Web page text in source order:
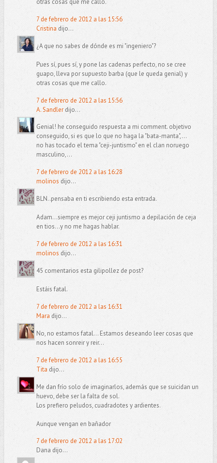
7 de febrero de 2012 a las 15:56
Cristina dijo...
¿A que no sabes de dónde es mi "ingeniero"?
Pues sí, pues sí, y pone las cadenas perfecto, no se cree
guapo, lleva por supuesto barba (que le queda genial) y
otras cosas que me callo.
7 de febrero de 2012 a las 15:56
A. Sandlerdijo...
Genial! he conseguido respuesta a mi comment. objetivo
conseguido, si es que lo que no haga la "bata-manta",...
no has tocado el tema "ceji-juntismo" en el clan noruego
masculino,...
7 de febrero de 2012 a las 16:28
molinos dijo...
BLN..pensaba en ti escribiendo esta entrada.
Adam...siempre es mejor ceji juntismo a depilación de ceja
en tios...y no me hagas hablar.
7 de febrero de 2012 a las 16:31
molinos dijo...
45 comentarios esta gilipollez de post?
Estáis fatal.
7 de febrero de 2012 a las 16:31
Mara dijo...
No, no estamos fatal... Estamos deseando leer cosas que
nos hacen sonreir y reir...
7 de febrero de 2012 a las 16:55
Tita dijo...
Me dan frío solo de imaginarlos, además que se suicidan un
huevo, debe ser la falta de sol.
Los prefiero peludos, cuadradotes y ardientes.
Aunque vengan en bañador
7 de febrero de 2012 a las 17:02
Dana dijo...